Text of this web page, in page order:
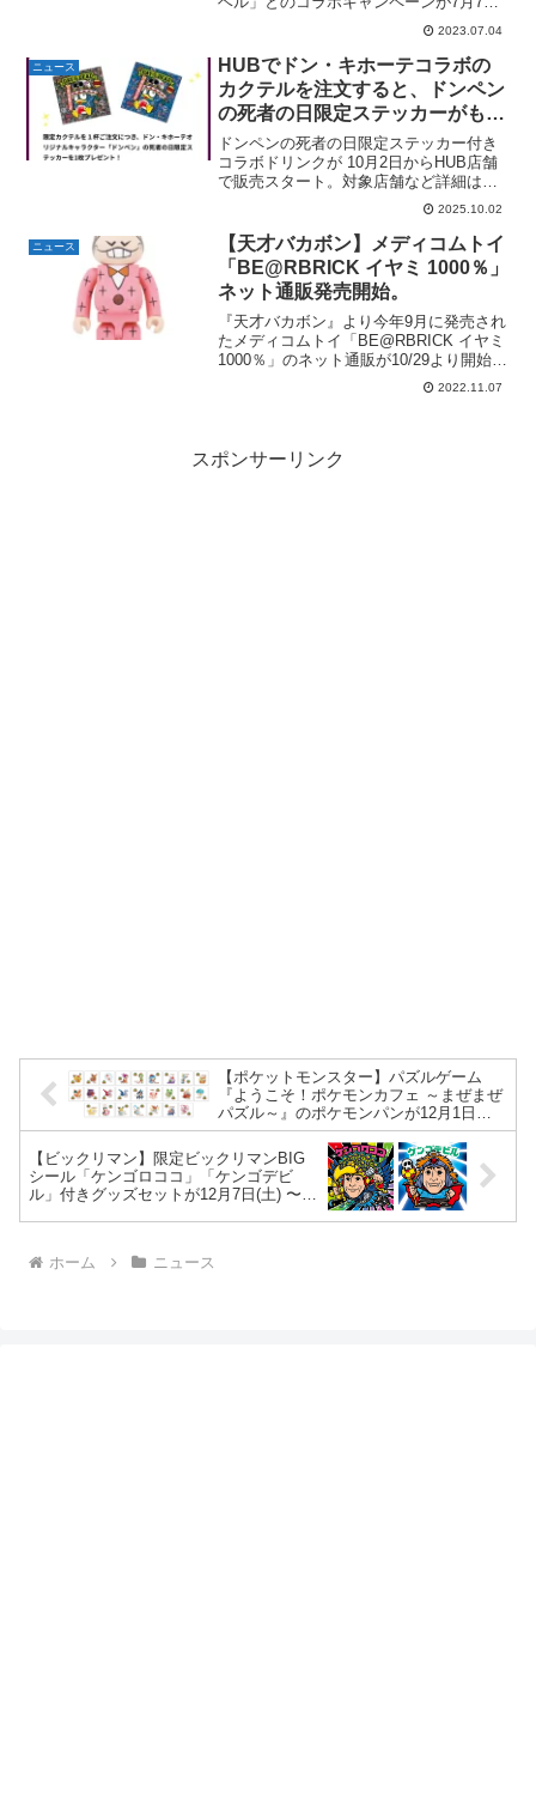
～31日まで開催。 全3種のシール付きコ
ラボメニューが販売されます。くら寿司
×「にじさんじ」コラボメニュー（シール
付）あぶりチー...
2023.07.04
ニュース
HUBでドン・キホーテコラボの
カクテルを注文すると、ドンペン
の死者の日限定ステッカーがもら
える。10月2日〜。
ドンペンの死者の日限定ステッカー付き
コラボドリンクが 10月2日からHUB店舗
で販売スタート。対象店舗など詳細は以
2025.10.02
ニュース
【天才バカボン】メディコムトイ
「BE@RBRICK イヤミ 1000％」
ネット通販発売開始。
『天才バカボン』より今年9月に発売され
たメディコムトイ「BE@RBRICK イヤミ
1000％」のネット通販が10/29より開始
BE@RBRICK イヤミ 1000％楽天市場で
2022.11.07
スポンサーリンク
【ポケットモンスター】パズルゲーム
『ようこそ！ポケモンカフェ ～まぜまぜ
パズル～』のポケモンパンが12月1日
（日）発売。キラキラ仕様特製シール 全
25種。
【ビックリマン】限定ビックリマンBIG
シール「ケンゴロココ」「ケンゴデビ
ル」付きグッズセットが12月7日(土) 〜
ホーム
ニュース